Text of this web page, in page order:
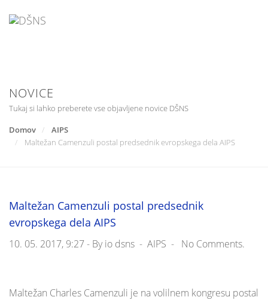
NOVICE
Tukaj si lahko preberete vse objavljene novice DŠNS
Domov
AIPS
Maltežan Camenzuli postal predsednik evropskega dela AIPS
Maltežan Camenzuli postal predsednik
evropskega dela AIPS
10. 05. 2017, 9:27 - Byio dsns - AIPS - No Comments.
Maltežan Charles Camenzuli je na volilnem kongresu postal